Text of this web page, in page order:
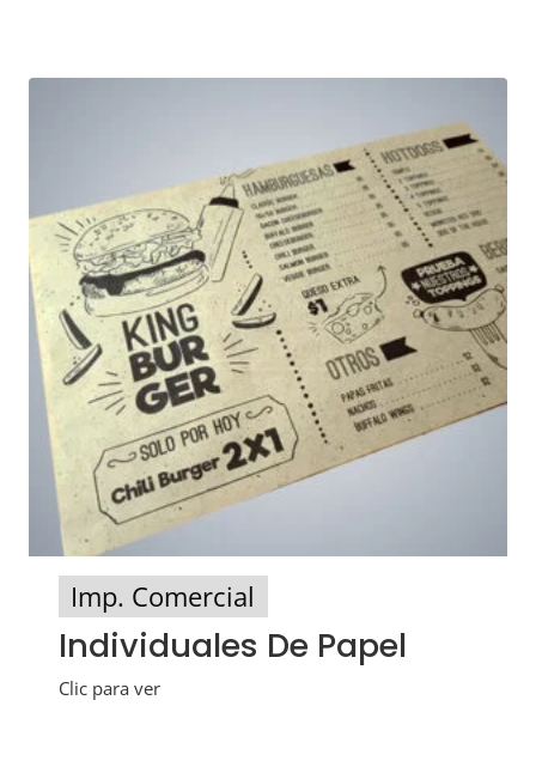
Imp. Comercial
Individuales De Papel
Clic para ver